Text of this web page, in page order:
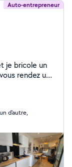
Auto-entrepreneur
je bricole un
rendez un
d'autre,